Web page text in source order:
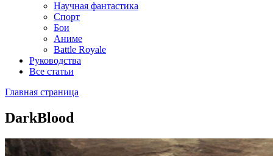
Научная фантастика
Спорт
Бои
Аниме
Battle Royale
Руководства
Все статьи
Главная страница
DarkBlood